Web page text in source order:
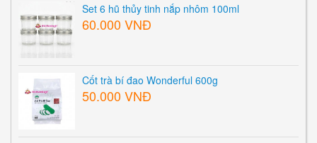
Set 6 hũ thủy tinh nắp nhôm 100ml
60.000 VNĐ
Cốt trà bí đao Wonderful 600g
50.000 VNĐ